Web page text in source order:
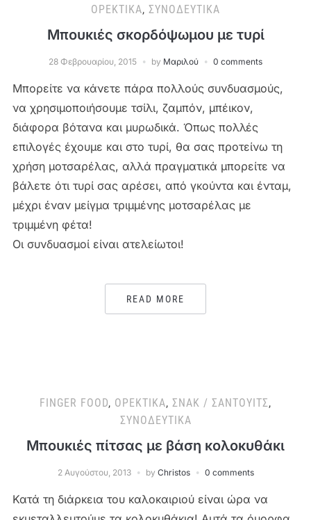
ΟΡΕΚΤΙΚΆ, ΣΥΝΟΔΕΥΤΙΚΆ
Μπουκιές σκορδόψωμου με τυρί
28 Φεβρουαρίου, 2015 by Μαριλού 0 comments
Μπορείτε να κάνετε πάρα πολλούς συνδυασμούς,
να χρησιμοποιήσουμε τσίλι, ζαμπόν, μπέικον,
διάφορα βότανα και μυρωδικά. Όπως πολλές
επιλογές έχουμε και στο τυρί, θα σας προτείνω τη
χρήση μοτσαρέλας, αλλά πραγματικά μπορείτε να
βάλετε ότι τυρί σας αρέσει, από γκούντα και ένταμ,
μέχρι έναν μείγμα τριμμένης μοτσαρέλας με
τριμμένη φέτα!
Οι συνδυασμοί είναι ατελείωτοι!
READ MORE
FINGER FOOD, ΟΡΕΚΤΙΚΆ, ΣΝΑΚ / ΣΆΝΤΟΥΙΤΣ,
ΣΥΝΟΔΕΥΤΙΚΆ
Μπουκιές πίτσας με βάση κολοκυθάκι
2 Αυγούστου, 2013 by Christos 0 comments
Κατά τη διάρκεια του καλοκαιριού είναι ώρα να